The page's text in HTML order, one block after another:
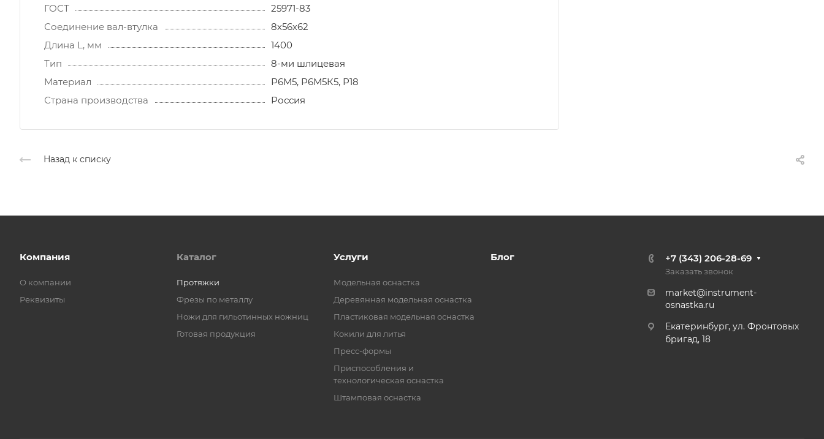
ГОСТ
25971-83
Соединение вал-втулка
8х56х62
Длина L, мм
1400
Тип
8-ми шлицевая
Материал
Р6М5, Р6М5К5, Р18
Страна производства
Россия
Назад к списку
Компания
О компании
Реквизиты
Каталог
Протяжки
Фрезы по металлу
Ножи для гильотинных ножниц
Готовая продукция
Услуги
Модельная оснастка
Деревянная модельная оснастка
Пластиковая модельная оснастка
Кокили для литья
Пресс-формы
Приспособления и
технологическая оснастка
Штамповая оснастка
Блог +7 (343) 206-28-69
Заказать звонок
market@instrument-
osnastka.ru
Екатеринбург, ул. Фронтовых
бригад, 18